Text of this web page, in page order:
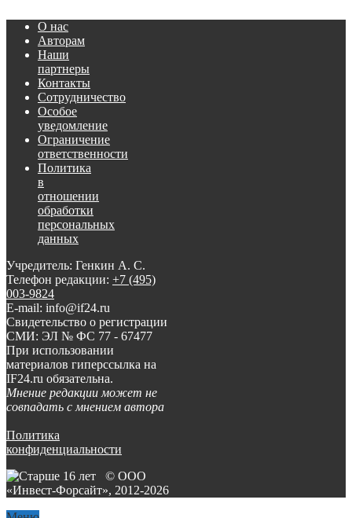
О нас
Авторам
Наши
партнеры
Контакты
Сотрудничество
Особое
уведомление
Ограничение
ответственности
Политика
в
отношении
обработки
персональных
данных
Учредитель: Генкин А. С.
Телефон редакции: +7 (495)
003-9824
E-mail: info@if24.ru
Свидетельство о регистрации
СМИ: ЭЛ № ФС 77 - 67477
При использовании
материалов гиперссылка на
IF24.ru обязательна.
Мнение редакции может не
совпадать с мнением автора
Политика
конфиденциальности
© ООО
«Инвест-Форсайт», 2012-2026